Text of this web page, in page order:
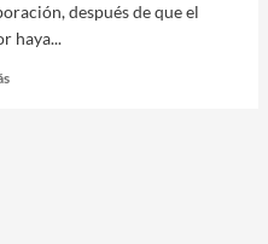
después de que el
haya...